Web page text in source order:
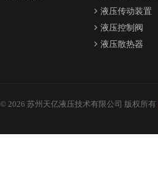
液压传动装置
液压控制阀
液压散热器
© 2026 苏州天亿液压技术有限公司 版权所有